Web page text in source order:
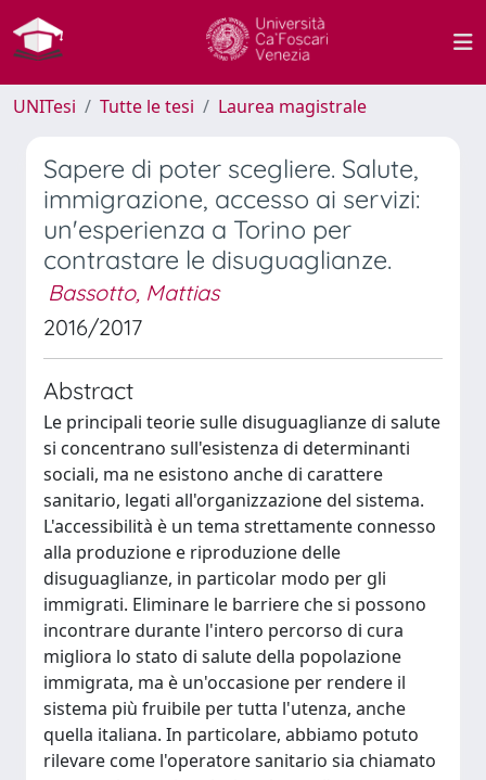
UNITesi Tutte le tesi Laurea magistrale
Sapere di poter scegliere. Salute,
immigrazione, accesso ai servizi:
un'esperienza a Torino per
contrastare le disuguaglianze.
Bassotto, Mattias
2016/2017
Abstract
Le principali teorie sulle disuguaglianze di salute
si concentrano sull'esistenza di determinanti
sociali, ma ne esistono anche di carattere
sanitario, legati all'organizzazione del sistema.
L'accessibilità è un tema strettamente connesso
alla produzione e riproduzione delle
disuguaglianze, in particolar modo per gli
immigrati. Eliminare le barriere che si possono
incontrare durante l'intero percorso di cura
migliora lo stato di salute della popolazione
immigrata, ma è un'occasione per rendere il
sistema più fruibile per tutta l'utenza, anche
quella italiana. In particolare, abbiamo potuto
rilevare come l'operatore sanitario sia chiamato